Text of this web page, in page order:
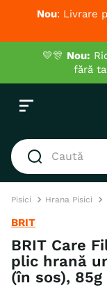
Nou: Livrare
💛🎊 Nou:
fără
Caută
3.
hrana uscata
4
recompense
Pisici Hrana Pisici
BRIT
BRIT Care
plic hrană
(în sos), 85g